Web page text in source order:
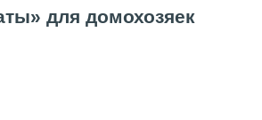
для домохозяек